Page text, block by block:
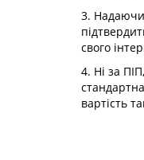
3. Надаючи
свого
4. Ні за
вартість